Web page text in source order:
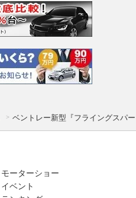
ベントレー新型『フライングスパ
モーターショー
イベント